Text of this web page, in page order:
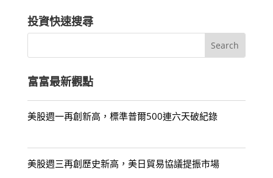
投資快速搜尋
富富最新觀點
美股週一再創新高，標準普爾500連六天破紀錄
美股週三再創歷史新高，美日貿易協議提振市場